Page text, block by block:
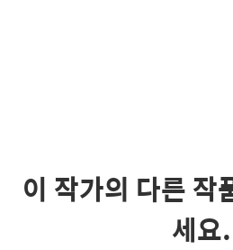
이 작가의 다른 작
세요.